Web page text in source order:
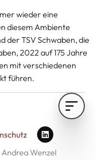
wieder eine
diesem Ambiente
der TSV Schwaben, die
2022 auf 175 Jahre
mit verschiedenen
führen.
Wenzel